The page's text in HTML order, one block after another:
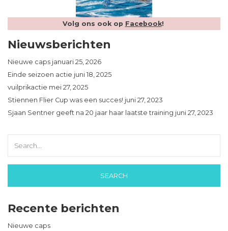
Volg ons ook op Facebook!
Nieuwsberichten
Nieuwe caps januari 25, 2026
Einde seizoen actie juni 18, 2025
vuilprikactie mei 27, 2025
Stiennen Flier Cup was een succes! juni 27, 2023
Sjaan Sentner geeft na 20 jaar haar laatste training juni 27, 2023
Recente berichten
Nieuwe caps